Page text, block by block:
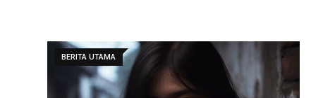
BERITA UTAMA